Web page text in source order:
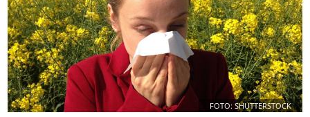
FOTO: SHUTTERSTOCK